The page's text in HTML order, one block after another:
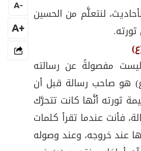
لنتعلَّم من الحسين
مفصولةً عن رسالته
هو صاحب رسالة قبل أن
ثورته أنَّها كانت تتحرَّك
فأنت عندما تقرأ كلمات
عند خروجه، وعند وصوله
-
A
+A